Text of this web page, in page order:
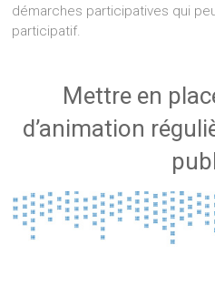
démarches participatives qui
participatif.
Mettre en
d’animation